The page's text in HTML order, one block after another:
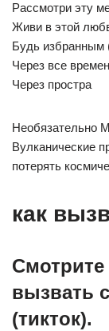
Рассмотри эту
Живи в этой
Будь избранным
Через все
Через простра
Необязательно
Вулканические
потерять
как
Смотрите
вызвать
(тикток).